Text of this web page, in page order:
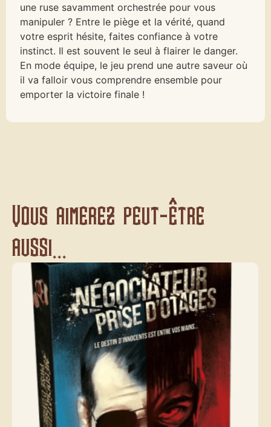
une ruse savamment orchestrée pour vous
manipuler ? Entre le piège et la vérité, quand
votre esprit hésite, faites confiance à votre
instinct. Il est souvent le seul à flairer le danger.
En mode équipe, le jeu prend une autre saveur où
il va falloir vous comprendre ensemble pour
emporter la victoire finale !
Vous aimerez peut-être
aussi...